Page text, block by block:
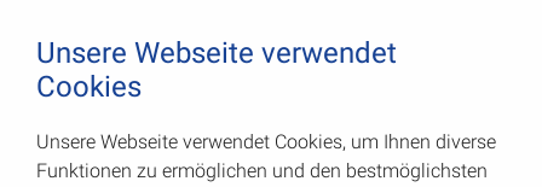
Spannhaken für Gummiseile
Unsere Webseite verwendet
Cookies
Unsere Webseite verwendet Cookies, um Ihnen diverse
Funktionen zu ermöglichen und den bestmöglichsten